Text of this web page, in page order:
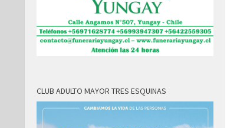
CLUB ADULTO MAYOR TRES ESQUINAS